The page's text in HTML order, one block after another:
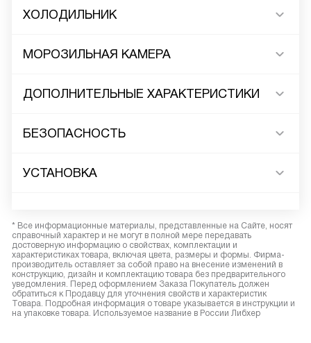
ХОЛОДИЛЬНИК
МОРОЗИЛЬНАЯ КАМЕРА
ДОПОЛНИТЕЛЬНЫЕ ХАРАКТЕРИСТИКИ
БЕЗОПАСНОСТЬ
УСТАНОВКА
* Все информационные материалы, представленные на Сайте, носят
справочный характер и не могут в полной мере передавать
достоверную информацию о свойствах, комплектации и
характеристиках товара, включая цвета, размеры и формы. Фирма-
производитель оставляет за собой право на внесение изменений в
конструкцию, дизайн и комплектацию товара без предварительного
уведомления. Перед оформлением Заказа Покупатель должен
обратиться к Продавцу для уточнения свойств и характеристик
Товара. Подробная информация о товаре указывается в инструкции и
на упаковке товара. Используемое название в России Либхер